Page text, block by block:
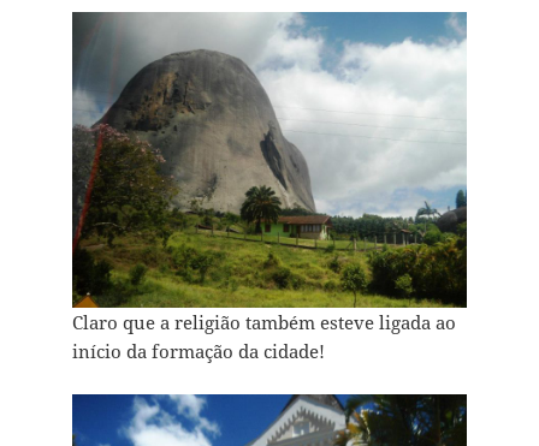
Claro que a religião também esteve ligada ao
início da formação da cidade!